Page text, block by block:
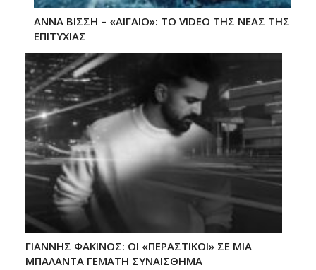
ΑΝΝΑ ΒΙΣΣΗ – «ΑΙΓΑΙΟ»: ΤΟ VIDEO ΤΗΣ ΝΕΑΣ ΤΗΣ
ΕΠΙΤΥΧΙΑΣ
ΓΙΑΝΝΗΣ ΦΑΚΙΝΟΣ: ΟΙ «ΠΕΡΑΣΤΙΚΟΙ» ΣΕ ΜΙΑ
ΜΠΑΛΑΝΤΑ ΓΕΜΑΤΗ ΣΥΝΑΙΣΘΗΜΑ